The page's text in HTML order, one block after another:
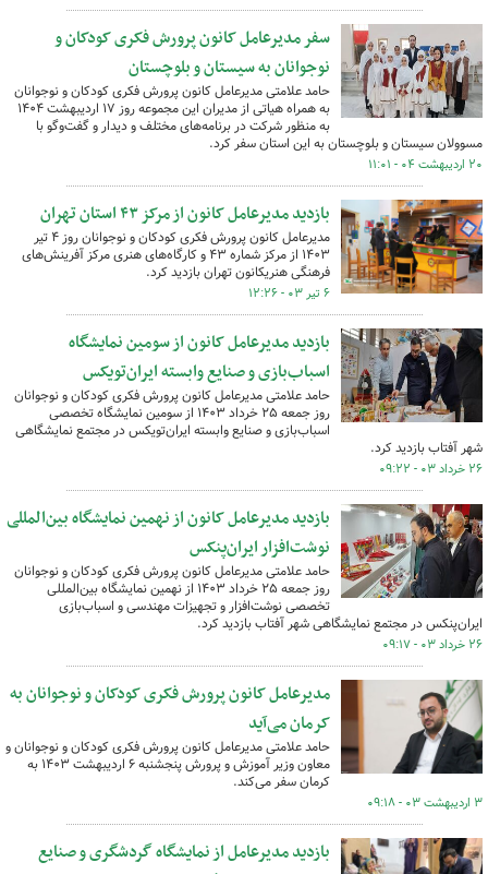
سفر مدیرعامل کانون پرورش فکری کودکان و
نوجوانان به سیستان و بلوچستان
حامد علامتی مدیرعامل کانون پرورش فکری کودکان و نوجوانان
به همراه هیاتی از مدیران این مجموعه روز ۱۷ اردیبهشت ۱۴۰۴
به منظور شرکت در برنامه‌های مختلف و دیدار و گفت‌وگو با
مسوولان سیستان و بلوچستان به این استان سفر کرد.
۲۰ اردیبهشت ۰۴ - ۱۱:۰۱
بازدید مدیرعامل کانون از مرکز ۴۳ استان تهران
مدیرعامل کانون پرورش فکری کودکان و نوجوانان روز ۴ تیر
۱۴۰۳ از مرکز شماره ۴۳ و کارگاه‌های هنری مرکز آفرینش‌های
فرهنگی هنریکانون تهران بازدید کرد.
۶ تیر ۰۳ - ۱۲:۲۶
بازدید مدیرعامل کانون از سومین نمایشگاه
اسباب‌بازی و صنایع وابسته ایران‌تویکس
حامد علامتی مدیرعامل کانون پرورش فکری کودکان و نوجوانان
روز جمعه ۲۵ خرداد ۱۴۰۳ از سومین نمایشگاه تخصصی
اسباب‌بازی و صنایع وابسته ایران‌تویکس در مجتمع نمایشگاهی
شهر آفتاب بازدید کرد.
۲۶ خرداد ۰۳ - ۰۹:۲۲
بازدید مدیرعامل کانون از نهمین نمایشگاه بین‌المللی
نوشت‌افزار ایران‌پنکس
حامد علامتی مدیرعامل کانون پرورش فکری کودکان و نوجوانان
روز جمعه ۲۵ خرداد ۱۴۰۳ از نهمین نمایشگاه بین‌المللی
تخصصی نوشت‌افزار و تجهیزات مهندسی و اسباب‌بازی
ایران‌پنکس در مجتمع نمایشگاهی شهر آفتاب بازدید کرد.
۲۶ خرداد ۰۳ - ۰۹:۱۷
مدیرعامل کانون پرورش فکری کودکان و نوجوانان به
کرمان می‌آید
حامد علامتی مدیرعامل کانون پرورش فکری کودکان و نوجوانان و
معاون وزیر آموزش و پرورش پنجشنبه ۶ اردیبهشت ۱۴۰۳ به
کرمان سفر می‌کند.
۳ اردیبهشت ۰۳ - ۰۹:۱۸
بازدید مدیرعامل از نمایشگاه گردشگری و صنایع